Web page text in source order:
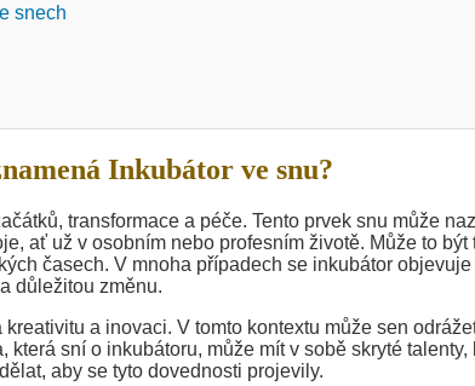
snech
Inkubátor ve snu?
transformace a péče. Tento prvek snu může
ať už v osobním nebo profesním životě. Může to být
časech. V mnoha případech se inkubátor
důležitou změnu.
a inovaci. V tomto kontextu může sen
sní o inkubátoru, může mít v sobě skryté
aby se tyto dovednosti projevily.